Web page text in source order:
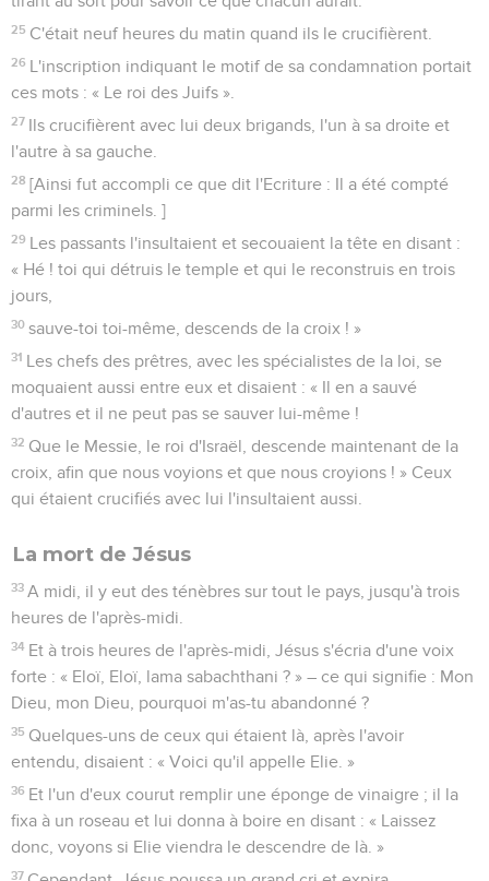
25 C'était neuf heures du matin quand ils le crucifièrent.
26 L'inscription indiquant le motif de sa condamnation portait
ces mots : « Le roi des Juifs ».
27 Ils crucifièrent avec lui deux brigands, l'un à sa droite et
l'autre à sa gauche.
28 [Ainsi fut accompli ce que dit l'Ecriture : Il a été compté
parmi les criminels. ]
29 Les passants l'insultaient et secouaient la tête en disant :
« Hé ! toi qui détruis le temple et qui le reconstruis en trois
jours,
30 sauve-toi toi-même, descends de la croix ! »
31 Les chefs des prêtres, avec les spécialistes de la loi, se
moquaient aussi entre eux et disaient : « Il en a sauvé
d'autres et il ne peut pas se sauver lui-même !
32 Que le Messie, le roi d'Israël, descende maintenant de la
croix, afin que nous voyions et que nous croyions ! » Ceux
qui étaient crucifiés avec lui l'insultaient aussi.
La mort de Jésus
33 A midi, il y eut des ténèbres sur tout le pays, jusqu'à trois
heures de l'après-midi.
34 Et à trois heures de l'après-midi, Jésus s'écria d'une voix
forte : « Eloï, Eloï, lama sabachthani ? » – ce qui signifie : Mon
Dieu, mon Dieu, pourquoi m'as-tu abandonné ?
35 Quelques-uns de ceux qui étaient là, après l'avoir
entendu, disaient : « Voici qu'il appelle Elie. »
36 Et l'un d'eux courut remplir une éponge de vinaigre ; il la
fixa à un roseau et lui donna à boire en disant : « Laissez
donc, voyons si Elie viendra le descendre de là. »
37